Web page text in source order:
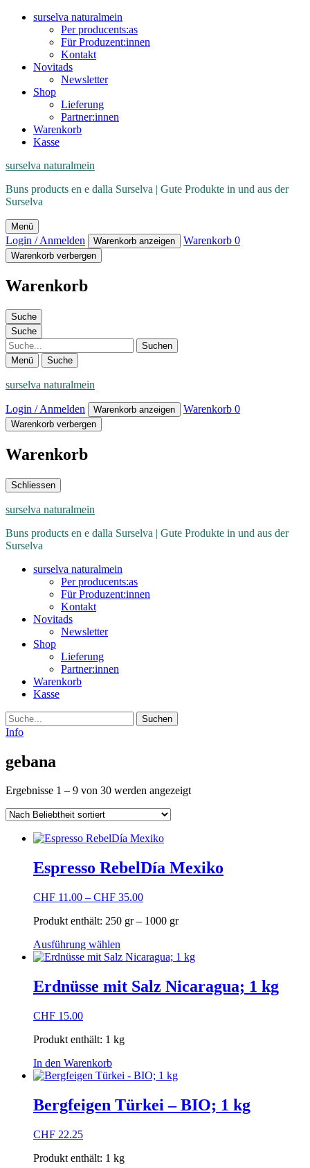
surselva naturalmein
Per producents:as
Für Produzent:innen
Kontakt
Novitads
Newsletter
Shop
Lieferung
Partner:innen
Warenkorb
Kasse
surselva naturalmein
Buns products en e dalla Surselva | Gute Produkte in und aus der
Surselva
Menü
Login / Anmelden Warenkorb anzeigen Warenkorb 0
Warenkorb verbergen
Warenkorb
Suche
Suche
Suche
Menü Suche
surselva naturalmein
Login / Anmelden Warenkorb anzeigen Warenkorb 0
Warenkorb verbergen
Warenkorb
Schliessen
surselva naturalmein
Buns products en e dalla Surselva | Gute Produkte in und aus der
Surselva
surselva naturalmein
Per producents:as
Für Produzent:innen
Kontakt
Novitads
Newsletter
Shop
Lieferung
Partner:innen
Warenkorb
Kasse
Suche
Info
gebana
Ergebnisse 1 – 9 von 30 werden angezeigtNach
Espresso RebelDía Mexiko
CHF 11.00 – CHF 35.00
Produkt enthält: 250 gr– 1000 gr
Ausführung wählen
Produkt
mehrere
Varianten
können
Produktseite
werden
Erdnüsse mit Salz Nicaragua; 1 kg
CHF 15.00
Produkt enthält: 1 kg
In den Warenkorb
Bergfeigen Türkei – BIO; 1 kg
CHF 22.25
Produkt enthält: 1 kg